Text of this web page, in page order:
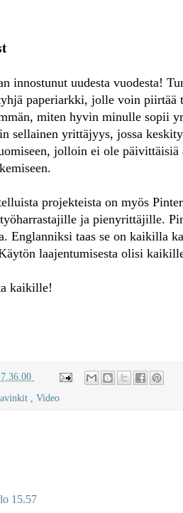
innostunut uudesta vuodesta!
paperiarkki, jolle voin piirtää
miten hyvin minulle sopii
sellainen yrittäjyys, jossa
jolloin ei ole päivittäisiä
projekteista on myös
ja pienyrittäjille.
Englanniksi taas se on kaikilla
laajentumisesta olisi
kaikille!
Video
15.57